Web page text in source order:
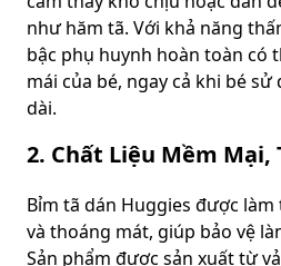
như hăm tã. Với khả năng
bậc phụ huynh hoàn toàn có
mái của bé, ngay cả khi bé
dài.
2. Chất Liệu Mềm Mại,
Bỉm tã dán Huggies được
và thoáng mát, giúp bảo vệ
Sản phẩm được sản xuất từ